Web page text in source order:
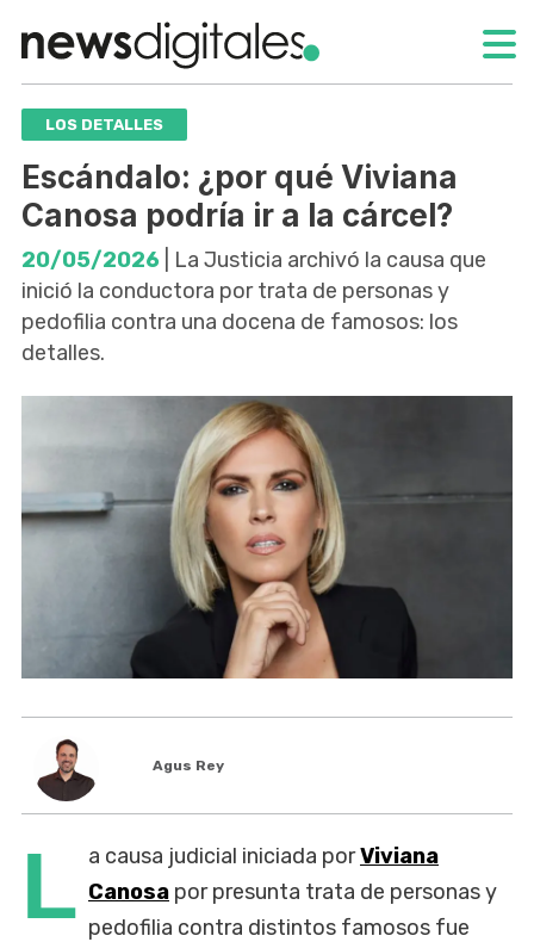
LOS DETALLES
Escándalo: ¿por qué Viviana
Canosa podría ir a la cárcel?
20/05/2026 | La Justicia archivó la causa que
inició la conductora por trata de personas y
pedofilia contra una docena de famosos: los
detalles.
Agus Rey
L a causa judicial iniciada porViviana
Canosa por presunta trata de personas y
pedofilia contra distintos famosos fue